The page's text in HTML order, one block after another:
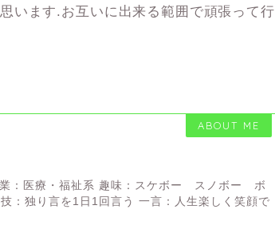
います.お互いに出来る範囲で頑張って行
ABOUT ME
：医療・福祉系 趣味：スケボー スノボー ボ
独り言を1日1回言う 一言：人生楽しく笑顔で